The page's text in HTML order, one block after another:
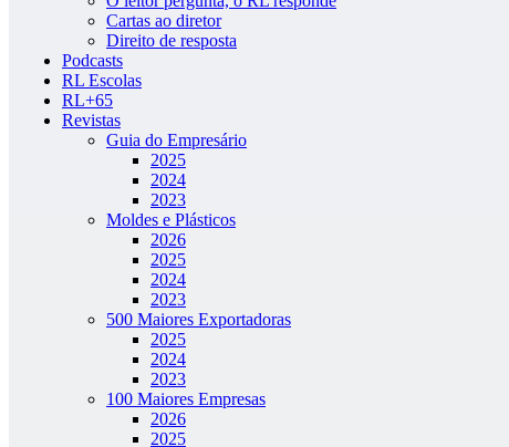
Cartas ao diretor
Direito de resposta
Podcasts
RL Escolas
RL+65
Revistas
Guia do Empresário
2025
2024
2023
Moldes e Plásticos
2026
2025
2024
2023
500 Maiores Exportadoras
2025
2024
2023
100 Maiores Empresas
2026
2025